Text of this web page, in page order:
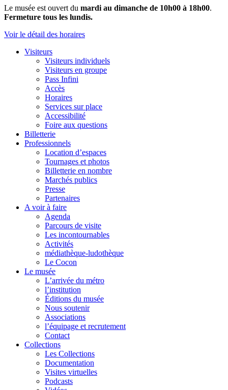
Le musée est ouvert du mardi au dimanche de 10h00 à 18h00.
Fermeture tous les lundis.
Voir le détail des horaires
Visiteurs
Visiteurs individuels
Visiteurs en groupe
Pass Infini
Accès
Horaires
Services sur place
Accessibilité
Foire aux questions
Billetterie
Professionnels
Location d’espaces
Tournages et photos
Billetterie en nombre
Marchés publics
Presse
Partenaires
A voir à faire
Agenda
Parcours de visite
Les incontournables
Activités
médiathèque-ludothèque
Le Cocon
Le musée
L’arrivée du métro
l’institution
Éditions du musée
Nous soutenir
Associations
l’équipage et recrutement
Contact
Collections
Les Collections
Documentation
Visites virtuelles
Podcasts